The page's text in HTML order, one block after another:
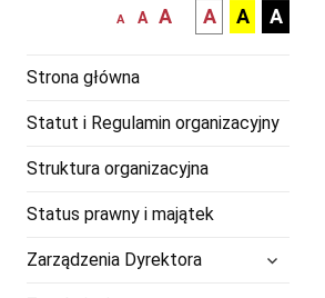
mniejsza
A
normalna
A
większa-
czcionka
A
kontrast
czarny
białym
A
kontrast
czarny
zółtym
A
kontrast
żółty
A
Strona główna
Statut i Regulamin organizacyjny
Struktura organizacyjna
Status prawny i majątek
Zarządzenia Dyrektora
rozwiń
menu